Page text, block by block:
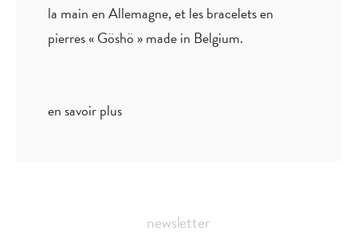
la main en Allemagne, et les bracelets en
pierres « Göshö » made in Belgium.
en savoir plus
newsletter